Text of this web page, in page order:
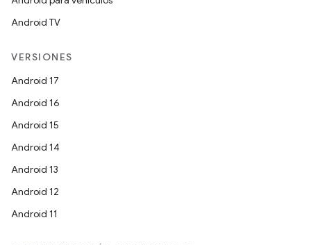
Android TV
VERSIONES
Android 17
Android 16
Android 15
Android 14
Android 13
Android 12
Android 11